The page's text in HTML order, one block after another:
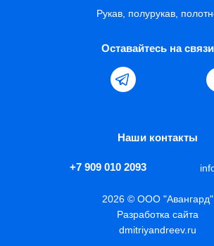
Рукав, полурукав,
Оставайтесь на связи
Наши контакты
+7 909 010 2093
2026 © ООО "Авангард"
Разработка сайта
dmitriyandreev.ru